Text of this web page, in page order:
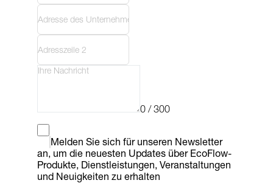
0 / 300
Melden Sie sich für unseren Newsletter
an, um die neuesten Updates über EcoFlow-
Produkte, Dienstleistungen, Veranstaltungen
und Neuigkeiten zu erhalten